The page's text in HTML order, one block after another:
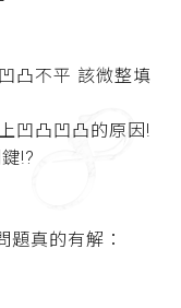
凸不平 該微整填
凹凸凹凸的原因!
!?
題真的有解：